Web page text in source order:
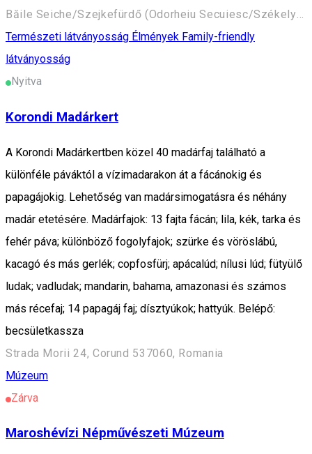
Băile Seiche/Szejkefürdő (Odorheiu Secuiesc/Székelyudvarhely) 535600, Romania
Természeti látványosság Élmények Family-friendly
látványosság
Nyitva
Korondi Madárkert
A Korondi Madárkertben közel 40 madárfaj található a
különféle páváktól a vízimadarakon át a fácánokig és
papagájokig. Lehetőség van madársimogatásra és néhány
madár etetésére. Madárfajok: 13 fajta fácán; lila, kék, tarka és
fehér páva; különböző fogolyfajok; szürke és vöröslábú,
kacagó és más gerlék; copfosfürj; apácalúd; nílusi lúd; fütyülő
ludak; vadludak; mandarin, bahama, amazonasi és számos
más récefaj; 14 papagáj faj; dísztyúkok; hattyúk. Belépő:
becsületkassza
Strada Morii 24, Corund 537060, Romania
Múzeum
Zárva
Maroshévízi Népművészeti Múzeum